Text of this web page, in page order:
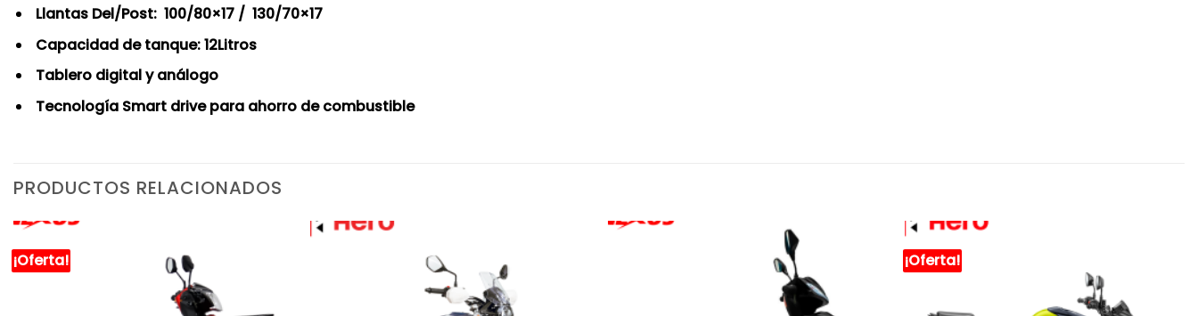
Llantas Del/Post: 100/80×17 / 130/70×17
Capacidad de tanque: 12Litros
Tablero digital y análogo
Tecnología Smart drive para ahorro de combustible
PRODUCTOS RELACIONADOS
¡Oferta! ¡Oferta!